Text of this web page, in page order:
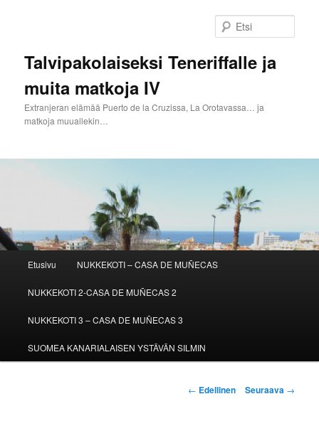
Talvipakolaiseksi Teneriffalle ja
muita matkoja IV
Extranjeran elämää Puerto de la Cruzissa, La Orotavassa… ja
matkoja muuallekin…
Etusivu NUKKEKOTI – CASA DE MUÑECAS
NUKKEKOTI 2-CASA DE MUÑECAS 2
NUKKEKOTI 3 – CASA DE MUÑECAS 3
SUOMEA KANARIALAISEN YSTÄVÄN SILMIN
Artikkelien
← Edellinen Seuraava →